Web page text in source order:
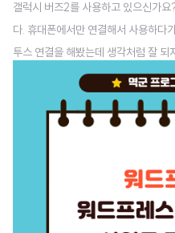
갤럭시 버즈2를 사용하고 있으신가
다. 휴대폰에서만 연결해서 사용하다
투스 연결을 해봤는데 생각처럼 잘
연결하기 위해 해결했는지 알려드리
안됨갤럭시 버즈2를 PC에 연결하려
제가 발생하더라구요.연결한 기기가
겠더라구요.아래에 말하는 방법은 삼
로, 버즈 FE( Samsung..